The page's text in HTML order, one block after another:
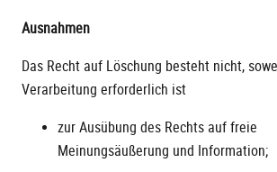
Ausnahmen
Das Recht auf Löschung besteht nicht,
Verarbeitung erforderlich ist
zur Ausübung des Rechts auf freie
Meinungsäußerung und Information;